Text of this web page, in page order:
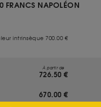
FRANCS NAPOLÉON
intrinsèque 700.00 €
À partir de
726.50 €
670.00 €